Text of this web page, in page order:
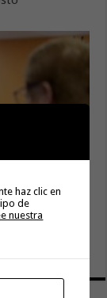
haz clic en
de
nuestra